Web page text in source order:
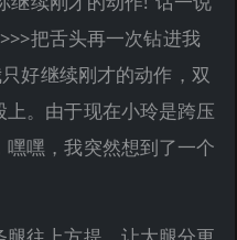
把舌头再一次钻进我
好继续刚才的动作，双
。由于现在小玲是跨压
嘿，我突然想到了一个